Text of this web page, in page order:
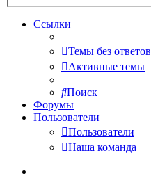
Ссылки
Темы без ответов
Активные темы
Поиск
Форумы
Пользователи
Пользователи
Наша команда